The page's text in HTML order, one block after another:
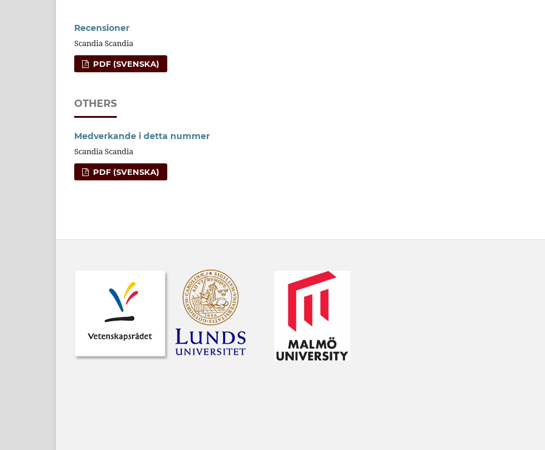
Recensioner
Scandia Scandia
PDF (SVENSKA)
OTHERS
Medverkande i detta nummer
Scandia Scandia
PDF (SVENSKA)